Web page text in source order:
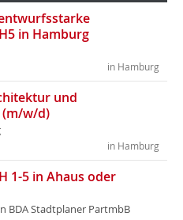
in Hamburg
in Hamburg
und
w/d)
in Hamburg
1-5 in Ahaus oder
BDA Stadtplaner PartmbB